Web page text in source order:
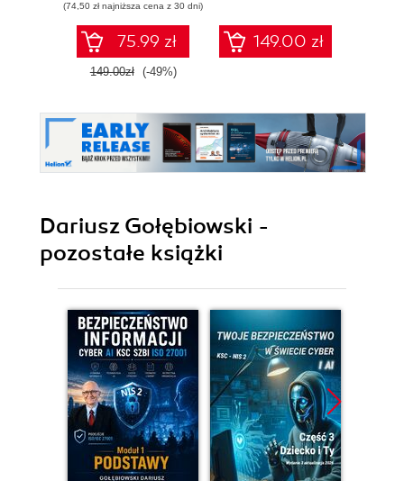
(74,50 zł najniższa cena z 30 dni)
75.99 zł
149.00zł (-49%)
149.00 zł
Dariusz Gołębiowski -
pozostałe książki